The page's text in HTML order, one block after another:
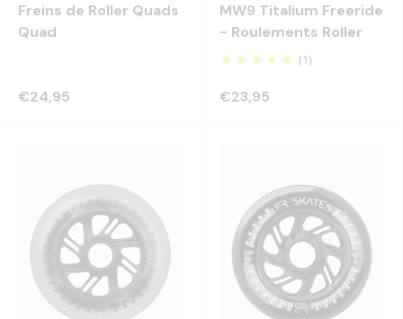
Freins de Roller Quads
Quad
€24,95
MW9 Titalium Freeride
- Roulements Roller
(1)
€23,95